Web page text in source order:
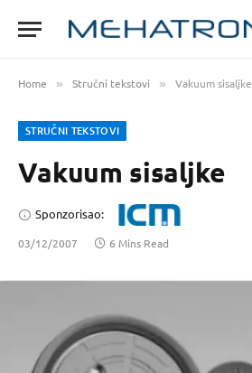
Home » Stručni tekstovi » Vakuum sisaljke
STRUČNI TEKSTOVI
Vakuum sisaljke
Sponzorisao:
03/12/2007 6 Mins Read